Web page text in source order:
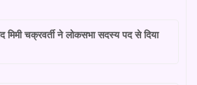
मिमी चक्रवर्ती ने लोकसभा सदस्य पद से दिया